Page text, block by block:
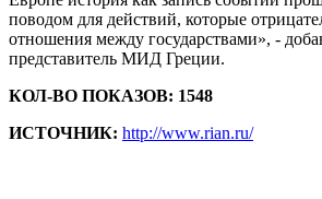
поводом для действий, которые
отношения между государствами», -
представитель МИД Греции.
КОЛ-ВО ПОКАЗОВ: 1548
ИСТОЧНИК: http://www.rian.ru/